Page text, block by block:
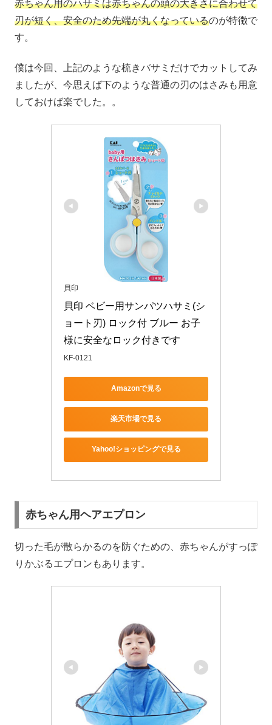
赤ちゃん用のハサミは赤ちゃんの頭の大きさに合わせて
刃が短く、安全のため先端が丸くなっているのが特徴で
す。
僕は今回、上記のような梳きバサミだけでカットしてみ
ましたが、今思えば下のような普通の刃のはさみも用意
しておけば楽でした。。
貝印
貝印 ベビー用サンパツハサミ(シ
ョート刃) ロック付 ブルー お子
様に安全なロック付きです
KF-0121
Amazonで見る
楽天市場で見る
Yahoo!ショッピングで見る
赤ちゃん用ヘアエプロン
切った毛が散らかるのを防ぐための、赤ちゃんがすっぽ
りかぶるエプロンもあります。